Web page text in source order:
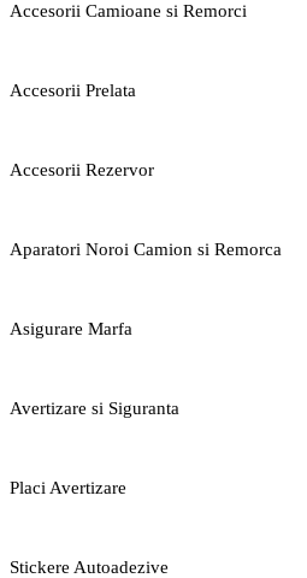
Accesorii Camioane si Remorci
Accesorii Prelata
Accesorii Rezervor
Aparatori Noroi Camion si Remorca
Asigurare Marfa
Avertizare si Siguranta
Placi Avertizare
Stickere Autoadezive